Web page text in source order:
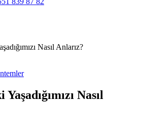
Nasıl Anlarız?
Nasıl